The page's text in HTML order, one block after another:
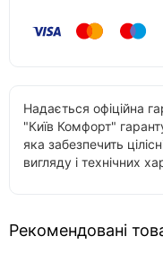
Надається офіційна
"Київ Комфорт"
яка забезпечить
вигляду і технічних
Рекомендовані